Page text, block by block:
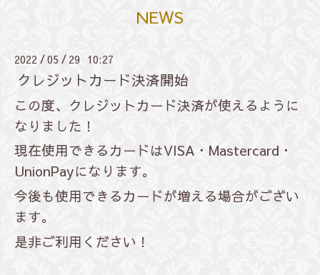
NEWS
2022 /05 / 29 10:27
クレジットカード決済開始
この度、クレジットカード決済が使えるように
なりました！
現在使用できるカードはVISA・Mastercard・
UnionPayになります。
今後も使用できるカードが増える場合がござい
ます。
是非ご利用ください！